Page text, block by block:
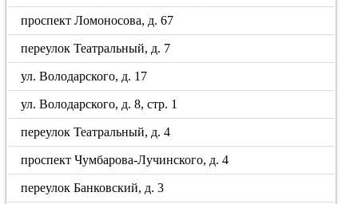
проспект Ломоносова, д. 67
переулок Театральный, д. 7
ул. Володарского, д. 17
ул. Володарского, д. 8, стр. 1
переулок Театральный, д. 4
проспект Чумбарова-Лучинского, д. 4
переулок Банковский, д. 3